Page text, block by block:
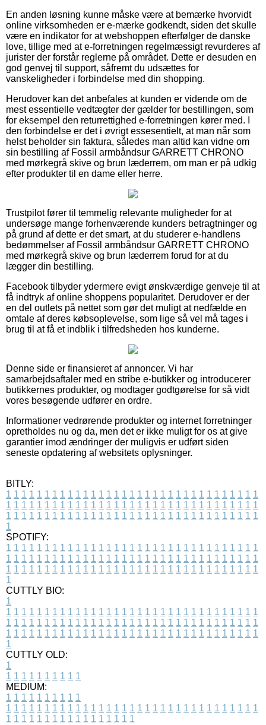
En anden løsning kunne måske være at bemærke hvorvidt
online virksomheden er e-mærke godkendt, siden det skulle
være en indikator for at webshoppen efterfølger de danske
love, tillige med at e-forretningen regelmæssigt revurderes af
jurister der forstår reglerne på området. Dette er desuden en
god genvej til support, såfremt du udsættes for
vanskeligheder i forbindelse med din shopping.
Herudover kan det anbefales at kunden er vidende om de
mest essentielle vedtægter der gælder for bestillingen, som
for eksempel den returrettighed e-forretningen kører med. I
den forbindelse er det i øvrigt essesentielt, at man når som
helst beholder sin faktura, således man altid kan vidne om
sin bestilling af Fossil armbåndsur GARRETT CHRONO
med mørkegrå skive og brun læderrem, om man er på udkig
efter produkter til en dame eller herre.
Trustpilot fører til temmelig relevante muligheder for at
undersøge mange forhenværende kunders betragtninger og
på grund af dette er det smart, at du studerer e-handlens
bedømmelser af Fossil armbåndsur GARRETT CHRONO
med mørkegrå skive og brun læderrem forud for at du
lægger din bestilling.
Facebook tilbyder ydermere evigt ønskværdige genveje til at
få indtryk af online shoppens popularitet. Derudover er der
en del outlets på nettet som gør det muligt at nedfælde en
omtale af deres købsoplevelse, som lige så vel må tages i
brug til at få et indblik i tilfredsheden hos kunderne.
Denne side er finansieret af annoncer. Vi har
samarbejdsaftaler med en stribe e-butikker og introducerer
butikkernes produkter, og modtager godtgørelse for så vidt
vores besøgende udfører en ordre.
Informationer vedrørende produkter og internet forretninger
opretholdes nu og da, men det er ikke muligt for os at give
garantier imod ændringer der muligvis er udført siden
seneste opdatering af websitets oplysninger.
BITLY:
1 1 1 1 1 1 1 1 1 1 1 1 1 1 1 1 1 1 1 1 1 1 1 1 1 1 1 1 1 1 1 1 1
1 1 1 1 1 1 1 1 1 1 1 1 1 1 1 1 1 1 1 1 1 1 1 1 1 1 1 1 1 1 1 1 1
1 1 1 1 1 1 1 1 1 1 1 1 1 1 1 1 1 1 1 1 1 1 1 1 1 1 1 1 1 1 1 1 1
1
SPOTIFY:
1 1 1 1 1 1 1 1 1 1 1 1 1 1 1 1 1 1 1 1 1 1 1 1 1 1 1 1 1 1 1 1 1
1 1 1 1 1 1 1 1 1 1 1 1 1 1 1 1 1 1 1 1 1 1 1 1 1 1 1 1 1 1 1 1 1
1 1 1 1 1 1 1 1 1 1 1 1 1 1 1 1 1 1 1 1 1 1 1 1 1 1 1 1 1 1 1 1 1
1
CUTTLY BIO:
1
1 1 1 1 1 1 1 1 1 1 1 1 1 1 1 1 1 1 1 1 1 1 1 1 1 1 1 1 1 1 1 1 1
1 1 1 1 1 1 1 1 1 1 1 1 1 1 1 1 1 1 1 1 1 1 1 1 1 1 1 1 1 1 1 1 1
1 1 1 1 1 1 1 1 1 1 1 1 1 1 1 1 1 1 1 1 1 1 1 1 1 1 1 1 1 1 1 1 1
1
CUTTLY OLD:
1
1 1 1 1 1 1 1 1 1 1
MEDIUM:
1 1 1 1 1 1 1 1 1 1
1 1 1 1 1 1 1 1 1 1 1 1 1 1 1 1 1 1 1 1 1 1 1 1 1 1 1 1 1 1 1 1 1
1 1 1 1 1 1 1 1 1 1 1 1 1 1 1 1 1